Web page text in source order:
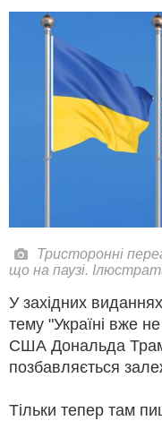
Тристоронні
що на паузі.
У західних
тему "Україні вже
США Дональда
позбавляється
Тільки тепер там